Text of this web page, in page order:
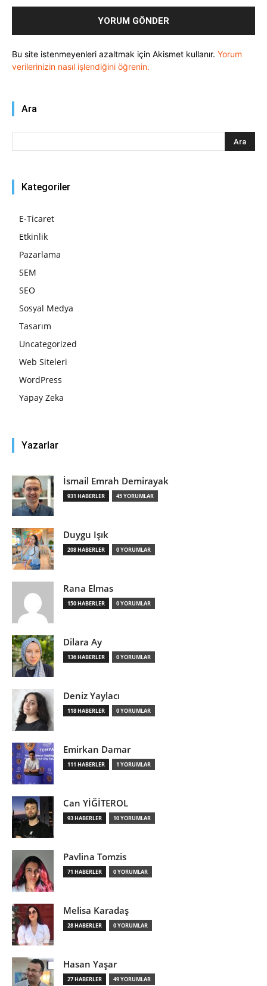
Bu site istenmeyenleri azaltmak için Akismet kullanır. Yorum
verilerinizin nasıl işlendiğini öğrenin.
Ara
Kategoriler
E-Ticaret
Etkinlik
Pazarlama
SEM
SEO
Sosyal Medya
Tasarım
Uncategorized
Web Siteleri
WordPress
Yapay Zeka
Yazarlar
İsmail Emrah Demirayak
931 HABERLER 45 YORUMLAR
Duygu Işık
208 HABERLER 0 YORUMLAR
Rana Elmas
150 HABERLER 0 YORUMLAR
Dilara Ay
136 HABERLER 0 YORUMLAR
Deniz Yaylacı
118 HABERLER 0 YORUMLAR
Emirkan Damar
111 HABERLER 1 YORUMLAR
Can YİĞİTEROL
93 HABERLER 10 YORUMLAR
Pavlina Tomzis
71 HABERLER 0 YORUMLAR
Melisa Karadaş
28 HABERLER 0 YORUMLAR
Hasan Yaşar
27 HABERLER 49 YORUMLAR